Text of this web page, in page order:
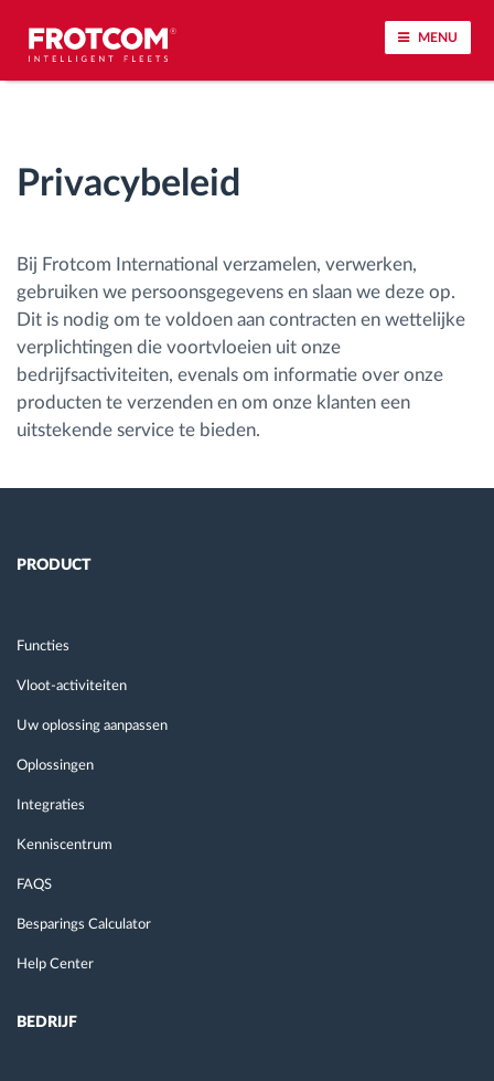
MENU
Rijgedrag analyse
Personeelsbeheer
Downloaden van tachograaf op afstand
Toegangsbeheer
Brandstofbeheer
oplossen
Besparingscalculator
Privacybeleid
Bij Frotcom International verzamelen, verwerken,
gebruiken we persoonsgegevens en slaan we deze op.
Dit is nodig om te voldoen aan contracten en wettelijke
verplichtingen die voortvloeien uit onze
bedrijfsactiviteiten, evenals om informatie over onze
producten te verzenden en om onze klanten een
uitstekende service te bieden.
PRODUCT
Functies
Vloot-activiteiten
Uw oplossing aanpassen
Oplossingen
Integraties
Kenniscentrum
FAQS
Besparings Calculator
Help Center
BEDRIJF